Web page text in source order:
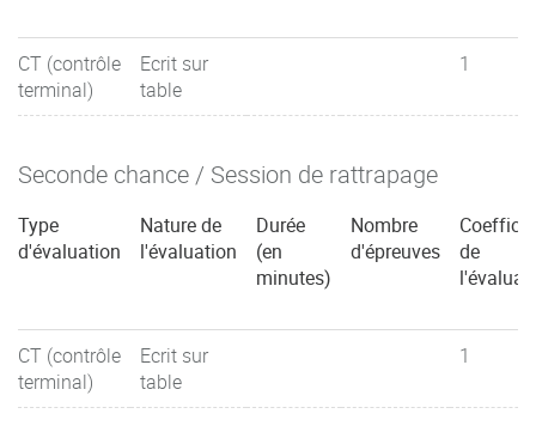
CT (contrôle
terminal)
Ecrit sur
table
1
Seconde chance / Session de rattrapage
Type
d'évaluation
Nature de
l'évaluation
Durée
(en
minutes)
Nombre
d'épreuves
de
CT (contrôle
terminal)
Ecrit sur
table
1